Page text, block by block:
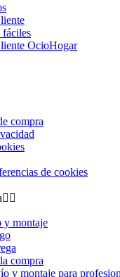
OcioHogar
compra
de cookies
 
y montaje
compra
y montaje para